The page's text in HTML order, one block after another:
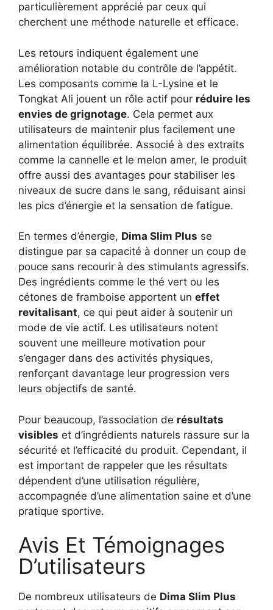
particulièrement apprécié par ceux qui
cherchent une méthode naturelle et efficace.
Les retours indiquent également une
amélioration notable du contrôle de l’appétit.
Les composants comme la L-Lysine et le
Tongkat Ali jouent un rôle actif pour réduire les
envies de grignotage. Cela permet aux
utilisateurs de maintenir plus facilement une
alimentation équilibrée. Associé à des extraits
comme la cannelle et le melon amer, le produit
offre aussi des avantages pour stabiliser les
niveaux de sucre dans le sang, réduisant ainsi
les pics d’énergie et la sensation de fatigue.
En termes d’énergie, Dima Slim Plus se
distingue par sa capacité à donner un coup de
pouce sans recourir à des stimulants agressifs.
Des ingrédients comme le thé vert ou les
cétones de framboise apportent un effet
revitalisant, ce qui peut aider à soutenir un
mode de vie actif. Les utilisateurs notent
souvent une meilleure motivation pour
s’engager dans des activités physiques,
renforçant davantage leur progression vers
leurs objectifs de santé.
Pour beaucoup, l’association de résultats
visibles et d’ingrédients naturels rassure sur la
sécurité et l’efficacité du produit. Cependant, il
est important de rappeler que les résultats
dépendent d’une utilisation régulière,
accompagnée d’une alimentation saine et d’une
pratique sportive.
Avis Et Témoignages
D’utilisateurs
De nombreux utilisateurs de Dima Slim Plus